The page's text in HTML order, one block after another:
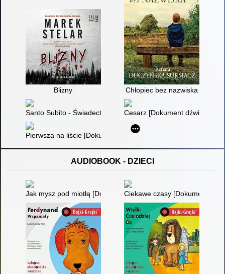
Blizny Chłopiec bez nazwiska
Santo Subito - Świadectwo : kardynała Stanisława Dziwisza
Cesarz [Dokument dźwiękowy]
Pierwsza na liście [Dokument dźwiękowy]
AUDIOBOOK - DZIECI
Jak mysz pod miotłą [Dokument dźwiękowy]Ciekawe czasy [Dokument